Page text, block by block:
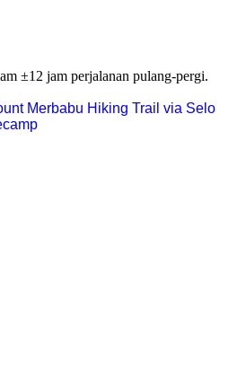
±12 jam perjalanan pulang-pergi.